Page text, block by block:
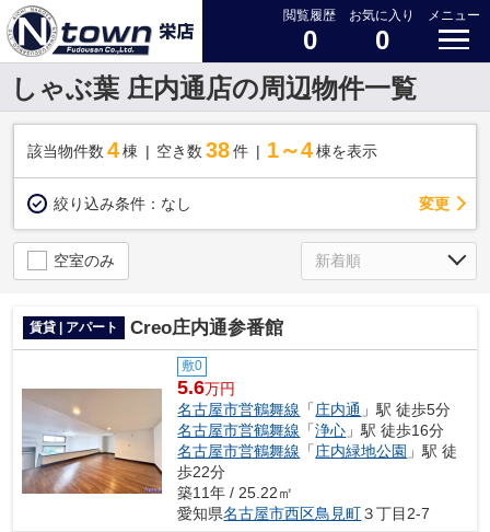
閲覧履歴
0
お気に入り
0
メニュー
しゃぶ葉 庄内通店の周辺物件一覧
該当物件数 4棟 空き数 38 件 1～4 棟を表示
絞り込み条件： なし 変更
空室のみ
賃貸 | アパート Creo庄内通参番館
敷0
5.6万円
名古屋市営鶴舞線 「庄内通 」駅 徒歩5分
名古屋市営鶴舞線 「浄心 」駅 徒歩16分
名古屋市営鶴舞線 「庄内緑地公園 」駅 徒
歩22分
築11年 / 25.22㎡
愛知県名古屋市西区鳥見町３丁目2-7